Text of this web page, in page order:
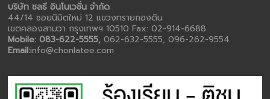
บริษัท ชลธี อินโนเวชั่น จำกัด
44/14 ซอยนิมิตใหม่ 12 แขวงทรายกองดิน
เขตคลองสามวา กรุงเทพฯ 10510 Fax: 02-914-6688
Mobile: 083-622-5555,062-632-5555, 096-262-9554
Email:info@chonlatee.com